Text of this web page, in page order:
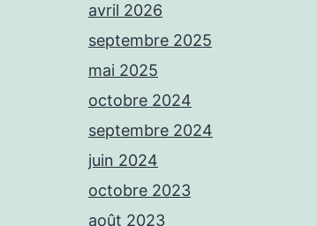
avril 2026
septembre 2025
mai 2025
octobre 2024
septembre 2024
juin 2024
octobre 2023
août 2023